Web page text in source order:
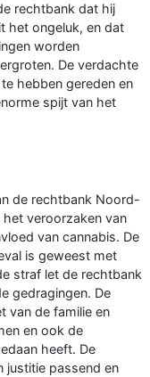
rechtbank dat hij
het ongeluk, en dat
worden
De verdachte
hebben gereden en
spijt van het
de rechtbank Noord-
veroorzaken van
van cannabis. De
is geweest met
straf let de rechtbank
gedragingen. De
van de familie en
en ook de
heeft. De
justitie passend en